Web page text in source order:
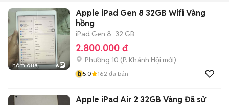
hôm qua 6
Apple iPad Gen 8 32GB Wifi Vàng
hồng
iPad Gen 8 32 GB
2.800.000 đ
Phường 10 (P. Khánh Hội mới)
b5.0 162 đã bán
Apple iPad Air 2 32GB Vàng Đã sử